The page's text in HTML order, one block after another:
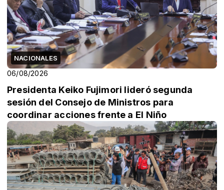
NACIONALES
06/08/2026
Presidenta Keiko Fujimori lideró segunda
sesión del Consejo de Ministros para
coordinar acciones frente a El Niño